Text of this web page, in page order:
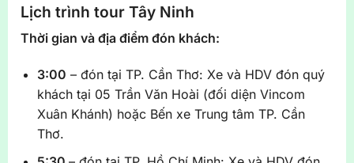
Lịch trình tour Tây Ninh
Thời gian và địa điểm đón khách:
3:00 – đón tại TP. Cần Thơ: Xe và HDV đón quý
khách tại 05 Trần Văn Hoài (đối diện Vincom
Xuân Khánh) hoặc Bến xe Trung tâm TP. Cần
Thơ.